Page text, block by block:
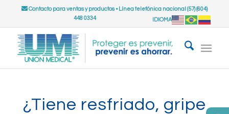
Contacto para ventas y productos• Línea telefónica nacional (57) (604)
448 0334
IDIOMA
¿Tiene resfriado, gripe